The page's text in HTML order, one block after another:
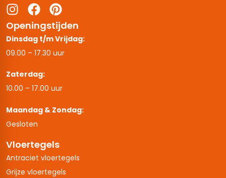
Openingstijden
Dinsdag t/m Vrijdag:
09.00 – 17.30 uur
Zaterdag:
10.00 – 17.00 uur
Maandag & Zondag:
Gesloten
Vloertegels
Antraciet vloertegels
Grijze vloertegels